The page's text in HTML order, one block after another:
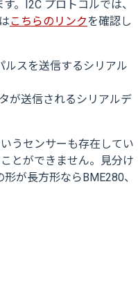
。I2C プロトコルでは、
こちらのリンクを確認し
ルスを送信するシリアル
が送信されるシリアルデ
うセンサーも存在してい
とができません。見分け
が長方形ならBME280、